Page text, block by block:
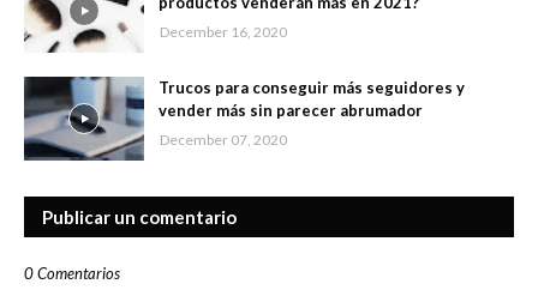
December 16, 2020
Trucos para conseguir más seguidores y
vender más sin parecer abrumador
December 07, 2020
Publicar un comentario
0 Comentarios